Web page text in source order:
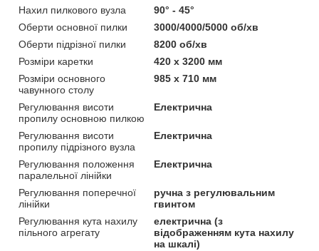
Нахил пилкового вузла
90° - 45°
Оберти основної пилки
3000/4000/5000 об/хв
Оберти підрізної пилки
8200 об/хв
Розміри каретки
420 x 3200 мм
Розміри основного
чавунного столу
985 x 710 мм
Регулювання висоти
пропилу основною пилкою
Електрична
Регулювання висоти
пропилу підрізного вузла
Електрична
Регулювання положення
паралельної лінійки
Електрична
Регулювання поперечної
лінійки
ручна з регулювальним
гвинтом
Регулювання кута нахилу
пільного агрегату
електрична (з
відображенням кута нахилу
на шкалі)